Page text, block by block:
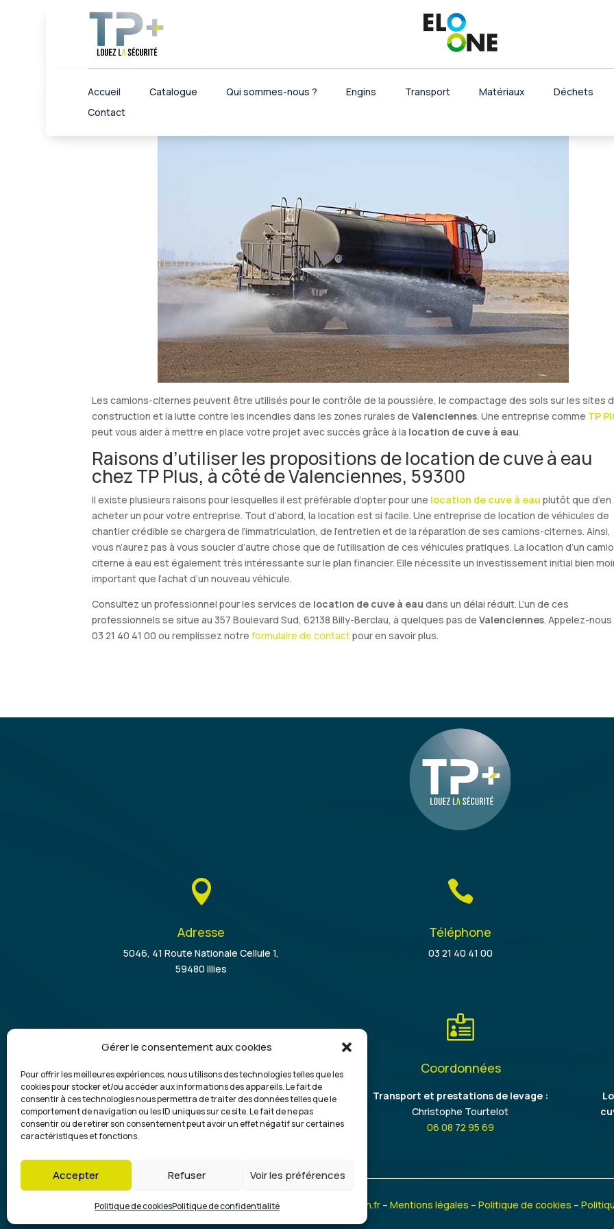
Gérer le consentement aux cookies
Pour offrir les meilleures expériences, nous utilisons des technologies telles que les
cookies pour stocker et/ou accéder aux informations des appareils. Le fait de
consentir à ces technologies nous permettra de traiter des données telles que le
comportement de navigation ou les ID uniques sur ce site. Le fait de ne pas
consentir ou de retirer son consentement peut avoir un effet négatif sur certaines
caractéristiques et fonctions.
Accepter Refuser Voir les préférences
Politique de cookiesPolitique de confidentialité
Accueil Catalogue Qui sommes-nous ? Engins Transport Matériaux
Déchets
Contact
Renseignements sur les propositions de location de
cuve à eau dans les environs de Valenciennes, 59300
Les camions-citernes peuvent être utilisés pour le contrôle de la poussière, le compactage des sols sur les sites
construction et la lutte contre les incendies dans les zones rurales deValenciennes. Une entreprise comme TP
peut vous aider à mettre en place votre projet avec succès grâce à la location de cuve à eau.
Raisons d’utiliser les propositions de location de cuve à eau
chez TP Plus, à côté de Valenciennes, 59300
Il existe plusieurs raisons pour lesquelles il est préférable d’opter pour une location de cuve à eau plutôt que d’en
acheter un pour votre entreprise. Tout d’abord, la location est si facile. Une entreprise de location de véhicules de
chantier crédible se chargera de l’immatriculation, de l’entretien et de la réparation de ses camions-citernes. Ainsi,
vous n’aurez pas à vous soucier d’autre chose que de l’utilisation de ces véhicules pratiques. La location d’un
citerne à eau est également très intéressante sur le plan financier. Elle nécessite un investissement initial bien
important que l’achat d’un nouveau véhicule.
Consultez un professionnel pour les services de location de cuve à eau dans un délai réduit. L’un de ces
professionnels se situe au 357 Boulevard Sud, 62138 Billy-Berclau, à quelques pas deValenciennes. Appelez-nous
03 21 40 41 00 ou remplissez notreformulaire de contactpour en savoir plus.

Adresse
5046, 41 Route Nationale Cellule 1,
59480 Illies

Téléphone
03 21 40 41 00

Coordonnées
Commercial, dépose de benne et évacuation
de déchets :
Julien Klein
Transport et prestations de levage :
Christophe Tourtelot
06 08 72 95 69
Copyright ©2025 | Je-suis-Artisan.fr– Mentions légales – Politique de cookies –